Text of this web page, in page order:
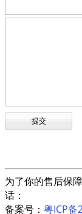
为了你的售后保
话：
备案号： 粤ICP备